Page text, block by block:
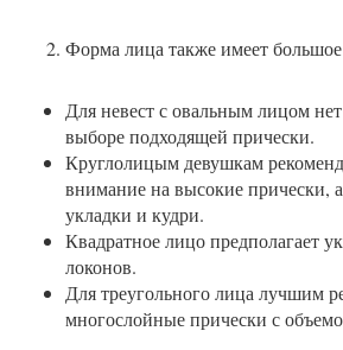
Форма лица также имеет большое
Для невест с овальным лицом
выборе подходящей прически.
Круглолицым девушкам
внимание на высокие прически,
укладки и кудри.
Квадратное лицо предполагает
локонов.
Для треугольного лица лучшим
многослойные прически с